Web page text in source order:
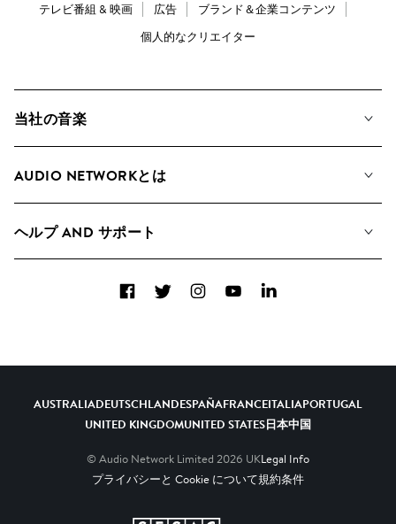
テレビ番組 & 映画 広告
ブランド＆企業コンテンツ
個人的なクリエイター
当社の音楽
検索
アルバム
AUDIO NETWORKとは
ヘルプ AND サポート
FacebookTwitterInstagramYouTubeLinkedIn
AUSTRALIADEUTSCHLANDESPAÑAFRANCEITALIAPORTUGAL
UNITED KINGDOMUNITED STATES日本中国
© Audio Network Limited 2026 UKLegal Info
プライバシーと Cookie について規約条件